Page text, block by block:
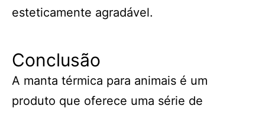
esteticamente agradável.
Conclusão
A manta térmica para animais é um
produto que oferece uma série de